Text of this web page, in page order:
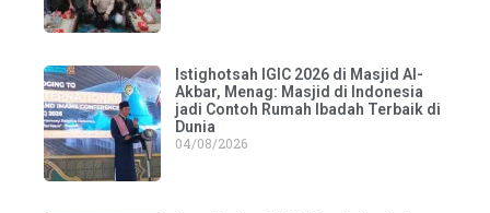
Istighotsah IGIC 2026 di Masjid Al-
Akbar, Menag: Masjid di Indonesia
jadi Contoh Rumah Ibadah Terbaik di
Dunia
04/08/2026